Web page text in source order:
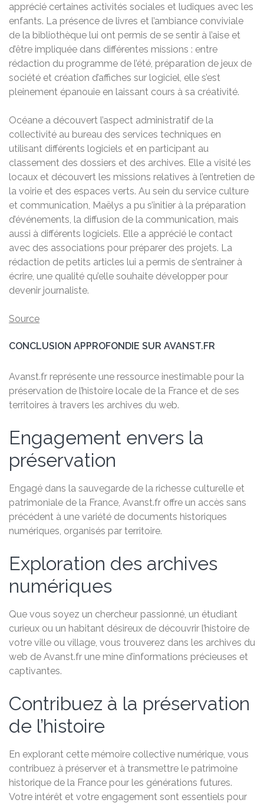
apprécié certaines activités sociales et ludiques avec les
enfants. La présence de livres et l’ambiance conviviale
de la bibliothèque lui ont permis de se sentir à l’aise et
d’être impliquée dans différentes missions : entre
rédaction du programme de l’été, préparation de jeux de
société et création d’affiches sur logiciel, elle s’est
pleinement épanouie en laissant cours à sa créativité.
Océane a découvert l’aspect administratif de la
collectivité au bureau des services techniques en
utilisant différents logiciels et en participant au
classement des dossiers et des archives. Elle a visité les
locaux et découvert les missions relatives à l’entretien de
la voirie et des espaces verts. Au sein du service culture
et communication, Maëlys a pu s’initier à la préparation
d’événements, la diffusion de la communication, mais
aussi à différents logiciels. Elle a apprécié le contact
avec des associations pour préparer des projets. La
rédaction de petits articles lui a permis de s’entrainer à
écrire, une qualité qu’elle souhaite développer pour
devenir journaliste.
Source
CONCLUSION APPROFONDIE SUR AVANST.FR
Avanst.fr représente une ressource inestimable pour la
préservation de l’histoire locale de la France et de ses
territoires à travers les archives du web.
Engagement envers la
préservation
Engagé dans la sauvegarde de la richesse culturelle et
patrimoniale de la France, Avanst.fr offre un accès sans
précédent à une variété de documents historiques
numériques, organisés par territoire.
Exploration des archives
numériques
Que vous soyez un chercheur passionné, un étudiant
curieux ou un habitant désireux de découvrir l’histoire de
votre ville ou village, vous trouverez dans les archives du
web de Avanst.fr une mine d’informations précieuses et
captivantes.
Contribuez à la préservation
de l’histoire
En explorant cette mémoire collective numérique, vous
contribuez à préserver et à transmettre le patrimoine
historique de la France pour les générations futures.
Votre intérêt et votre engagement sont essentiels pour